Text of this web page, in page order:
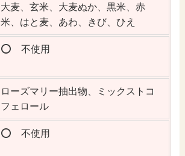
大麦、玄米、大麦ぬか、黒米、赤
米、はと麦、あわ、きび、ひえ
⭕️ 不使用
ローズマリー抽出物、ミックストコ
フェロール
⭕️ 不使用